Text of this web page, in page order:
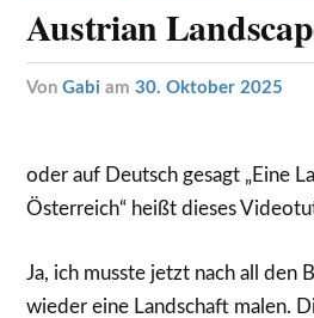
Austrian
vonGabi am30. Oktober 2025
oder auf Deutsch gesagt „Eine
Österreich“ heißt dieses
Ja, ich musste jetzt nach all den
wieder eine Landschaft malen.